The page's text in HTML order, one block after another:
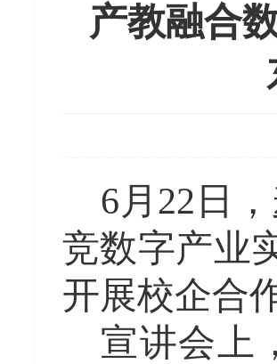
产教融合
6月22日 ，
竞数字产业
开展校企合
宣讲会上